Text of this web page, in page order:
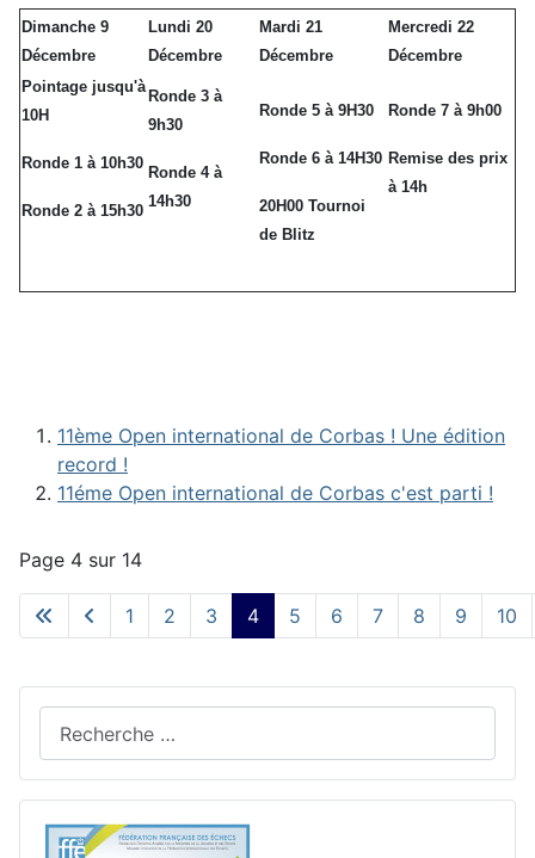
Dimanche 9
Décembre
Lundi 20
Décembre
Mardi 21
Décembre
Mercredi 22
Décembre
Pointage jusqu'à
10H
Ronde 1 à 10h30
Ronde 2 à 15h30
Ronde 3 à
9h30
Ronde 4 à
14h30
Ronde 5 à 9H30
Ronde 6 à 14H30
20H00 Tournoi
de Blitz
Ronde 7 à 9h00
Remise des prix
à 14h
11ème Open international de Corbas ! Une édition
record !
11éme Open international de Corbas c'est parti !
Page 4 sur 14
1 2 3 4 5 6 7 8 9 10